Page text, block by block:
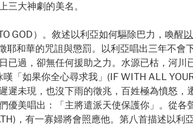
三大神劇的美名。
GOD）。敘述以利亞如何驅除巴力，喚醒
和華的咒詛與懲罰。以利亞唱出三年不會
已過，卻無任何援助之力。水源已枯，河川
「如果你全心尋求我」(IF WITH ALL
未現，也沒下雨的徵兆，百姓極為憤怒，
優美唱出：「主將遣派天使保護你」。從各
，有一寡婦將會照應他。第八首描述以利